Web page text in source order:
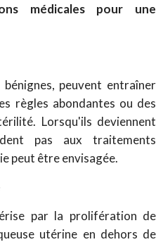
médicales pour une
peuvent entraîner
règles abondantes ou des
Lorsqu'ils deviennent
pas aux traitements
peut être envisagée.
par la prolifération de
utérine en dehors de